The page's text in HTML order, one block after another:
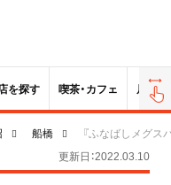
を探す 喫茶・カフェ 居酒屋
船橋
『ふなばしメグス
更新日：2022.03.10